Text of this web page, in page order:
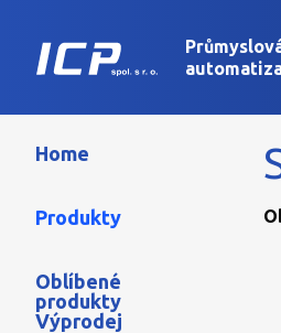
Home
Produkty
Oblíbené
produkty
Výprodej